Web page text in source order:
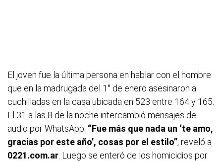
El joven fue la última persona en hablar con el hombre
que en la madrugada del 1° de enero asesinaron a
cuchilladas en la casa ubicada en 523 entre 164 y 165.
El 31 a las 8 de la noche intercambió mensajes de
audio por WhatsApp. “Fue más que nada un ‘te amo,
gracias por este año’, cosas por el estilo”, reveló a
0221.com.ar . Luego se enteró de los homicidios por